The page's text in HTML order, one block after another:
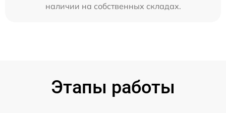
наличии на собственных складах.
Этапы работы